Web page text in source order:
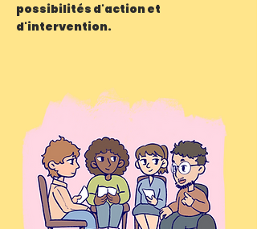
possibilités d'action et
d'intervention.